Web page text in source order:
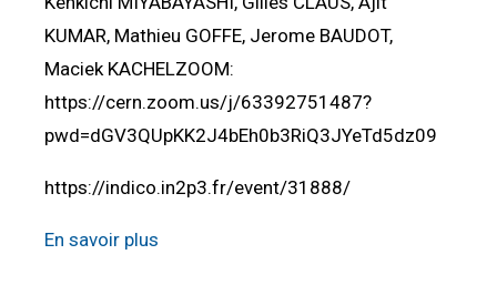
KUMAR, Mathieu GOFFE, Jerome BAUDOT,
Maciek KACHELZOOM:
https://cern.zoom.us/j/63392751487?
pwd=dGV3QUpKK2J4bEh0b3RiQ3JYeTd5dz09
https://indico.in2p3.fr/event/31888/
En savoir plus